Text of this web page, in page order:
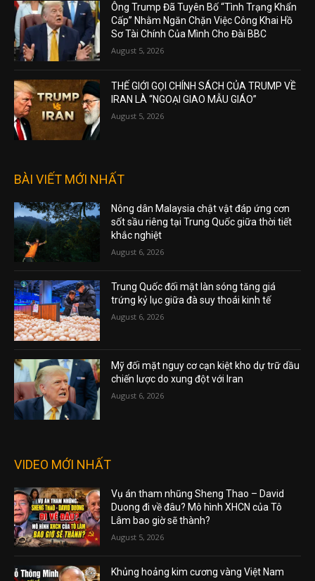
Ông Trump Đã Tuyên Bố “Tình Trạng Khẩn
Cấp” Nhằm Ngăn Chặn Việc Công Khai Hồ
Sơ Tài Chính Của Mình Cho Đài BBC
August 5, 2026
THẾ GIỚI GỌI CHÍNH SÁCH CỦA TRUMP VỀ
IRAN LÀ “NGOẠI GIAO MẪU GIÁO”
August 5, 2026
BÀI VIẾT MỚI NHẤT
Nông dân Malaysia chật vật đáp ứng cơn
sốt sầu riêng tại Trung Quốc giữa thời tiết
khắc nghiệt
August 6, 2026
Trung Quốc đối mặt làn sóng tăng giá
trứng kỷ lục giữa đà suy thoái kinh tế
August 6, 2026
Mỹ đối mặt nguy cơ cạn kiệt kho dự trữ dầu
chiến lược do xung đột với Iran
August 6, 2026
VIDEO MỚI NHẤT
Vụ án tham nhũng Sheng Thao – David
Duong đi về đâu? Mô hình XHCN của Tô
Lâm bao giờ sẽ thành?
August 5, 2026
Khủng hoảng kim cương vàng Việt Nam